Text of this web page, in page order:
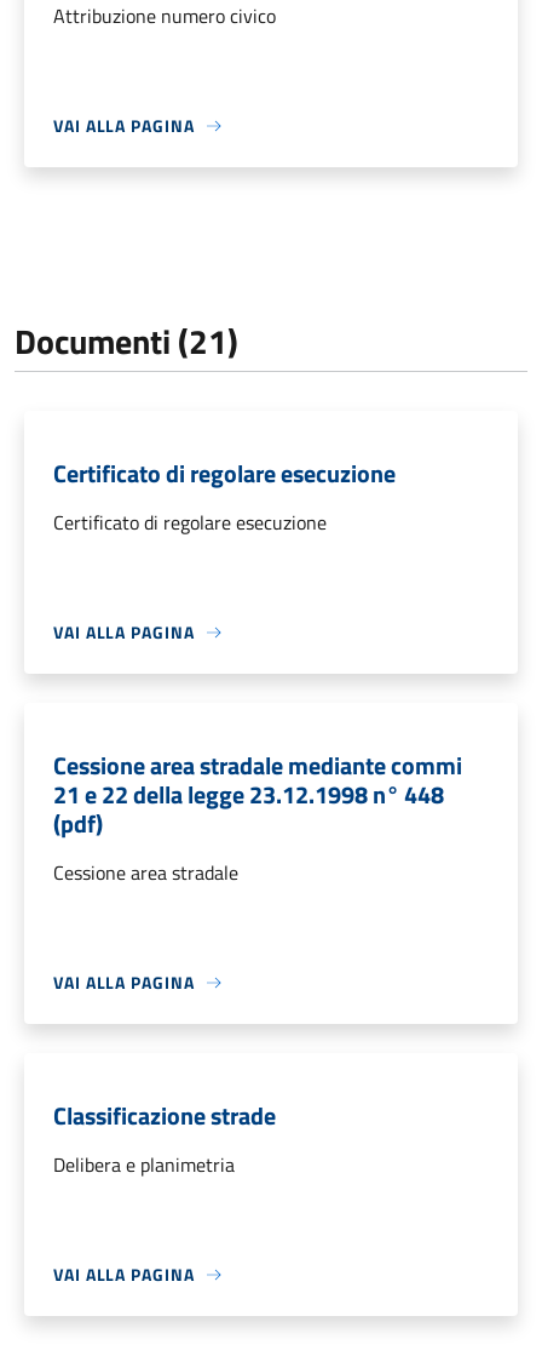
Attribuzione numero civico
VAI ALLA PAGINA
Documenti (21)
Certificato di regolare esecuzione
Certificato di regolare esecuzione
VAI ALLA PAGINA
Cessione area stradale mediante commi
21 e 22 della legge 23.12.1998 n° 448
(pdf)
Cessione area stradale
VAI ALLA PAGINA
Classificazione strade
Delibera e planimetria
VAI ALLA PAGINA